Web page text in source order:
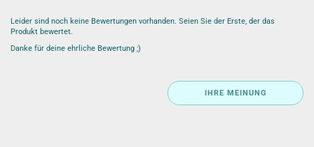
Leider sind noch keine Bewertungen vorhanden. Seien Sie der Erste, der das
Produkt bewertet.
Danke für deine ehrliche Bewertung ;)
IHRE MEINUNG